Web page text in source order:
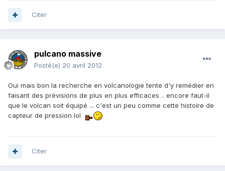
Citer
pulcano massive
Posté(e) 20 avril 2012
Oui mais bon la recherche en volcanologie tente d'y remédier en
faisant des prévisions de plus en plus efficaces .. encore faut-il
que le volcan soit équipé ... c'est un peu comme cette histoire de
capteur de pression lol
Citer